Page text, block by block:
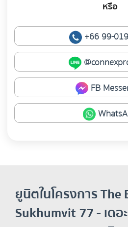
หรือ
+66 99-
FB
ยูนิตในโครงการ The
Sukhumvit 77 - เดอ